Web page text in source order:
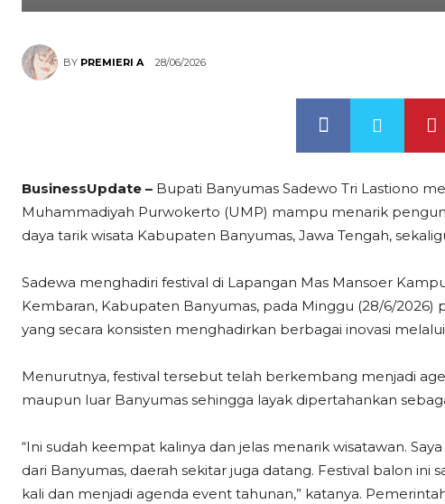
BY PREMIERI A 28/06/2026
BusinessUpdate – Bupati Banyumas Sadewo Tri Lastiono
Muhammadiyah Purwokerto (UMP) mampu menarik
daya tarik wisata Kabupaten Banyumas, Jawa Tengah,
Sadewa menghadiri festival di Lapangan Mas Mansoer
Kembaran, Kabupaten Banyumas, pada Minggu (28/6/
yang secara konsisten menghadirkan berbagai inovasi
Menurutnya, festival tersebut telah berkembang menjadi
maupun luar Banyumas sehingga layak dipertahankan
“Ini sudah keempat kalinya dan jelas menarik wisatawan.
dari Banyumas, daerah sekitar juga datang. Festival balon ini
kali dan menjadi agenda event tahunan,” katanya.